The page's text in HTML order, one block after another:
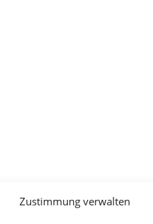
Zustimmung verwalten